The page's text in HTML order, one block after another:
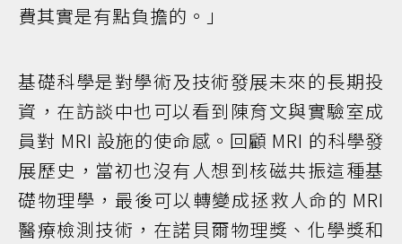
費其實是有點負擔的。」
基礎科學是對學術及技術發展未來的長期投
資，在訪談中也可以看到陳育文與實驗室成
員對 MRI 設施的使命感。回顧 MRI 的科學發
展歷史，當初也沒有人想到核磁共振這種基
礎物理學，最後可以轉變成拯救人命的 MRI
醫療檢測技術，在諾貝爾物理獎、化學獎和